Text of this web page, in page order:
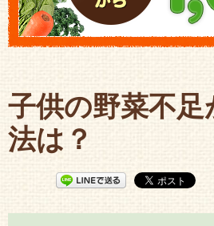
子供の野菜不
法は？